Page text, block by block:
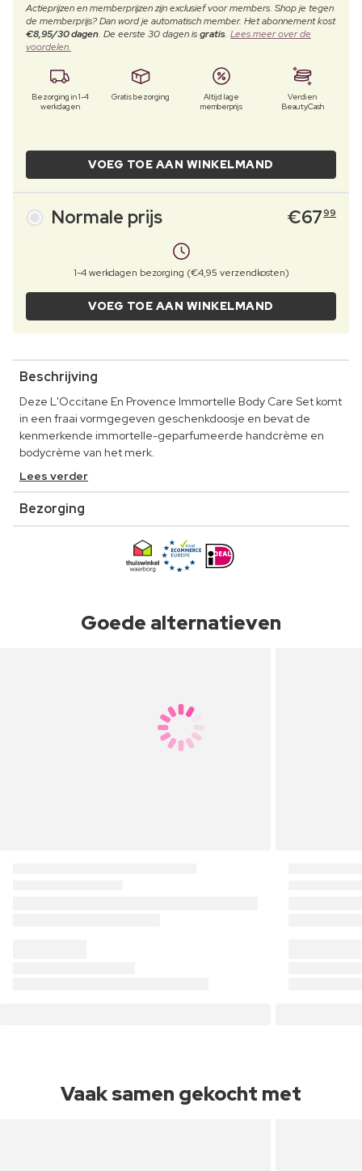
Actieprijzen en memberprijzen zijn exclusief voor members. Shop je tegen
de memberprijs? Dan word je automatisch member. Het abonnement kost
€8,95/30 dagen. De eerste 30 dagen isgratis. Lees meer over de
voordelen.
Bezorging in 1-4
werkdagen
Gratis bezorging
Altijd lage
memberprijs
Verdien
BeautyCash
VOEG TOE AAN WINKELMAND
Normale prijs €6799
1-4 werkdagen bezorging (€4,95 verzendkosten)
VOEG TOE AAN WINKELMAND
Beschrijving
Deze L'Occitane En Provence Immortelle Body Care Set komt
in een fraai vormgegeven geschenkdoosje en bevat de
kenmerkende immortelle-geparfumeerde handcrème en
bodycrème van het merk.
Lees verder
Bezorging
Goede alternatieven
Vaak samen gekocht met